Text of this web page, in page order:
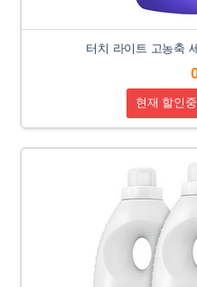
터치 라이트 고농축
현재 할인